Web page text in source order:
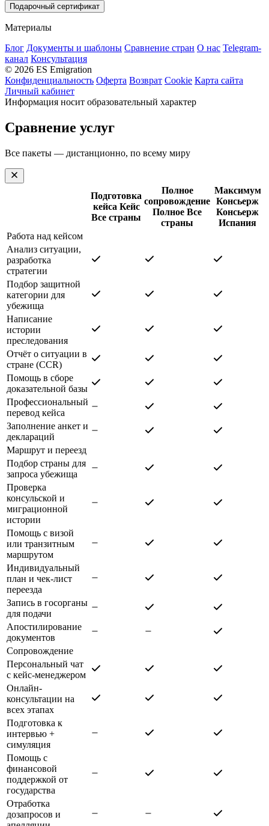
Подарочный сертификат
Материалы
Блог Документы и шаблоны Сравнение стран О нас Telegram-
канал Консультация
© 2026 ES Emigration
Конфиденциальность Оферта Возврат Cookie Карта сайта
Личный кабинет
Информация носит образовательный характер
Сравнение услуг
Все пакеты — дистанционно, по всему миру
Подготовка
кейса Кейс
Все страны
Полное
сопровождение
Полное Все
страны
Максимум
Консьерж
Консьерж
Испания
Работа над кейсом
Анализ ситуации,
разработка
стратегии
Подбор защитной
категории для
убежища
Написание
истории
преследования
Отчёт о ситуации в
стране (CCR)
Помощь в сборе
доказательной базы
Профессиональный
перевод кейса
Заполнение анкет и
деклараций
Маршрут и переезд
Подбор страны для
запроса убежища
Проверка
консульской и
миграционной
истории
Помощь с визой
или транзитным
маршрутом
Индивидуальный
план и чек-лист
переезда
Запись в госорганы
для подачи
Апостилирование
документов
Сопровождение
Персональный чат
с кейс-менеджером
Онлайн-
консультации на
всех этапах
Подготовка к
интервью +
симуляция
Помощь с
финансовой
поддержкой от
государства
Отработка
дозапросов и